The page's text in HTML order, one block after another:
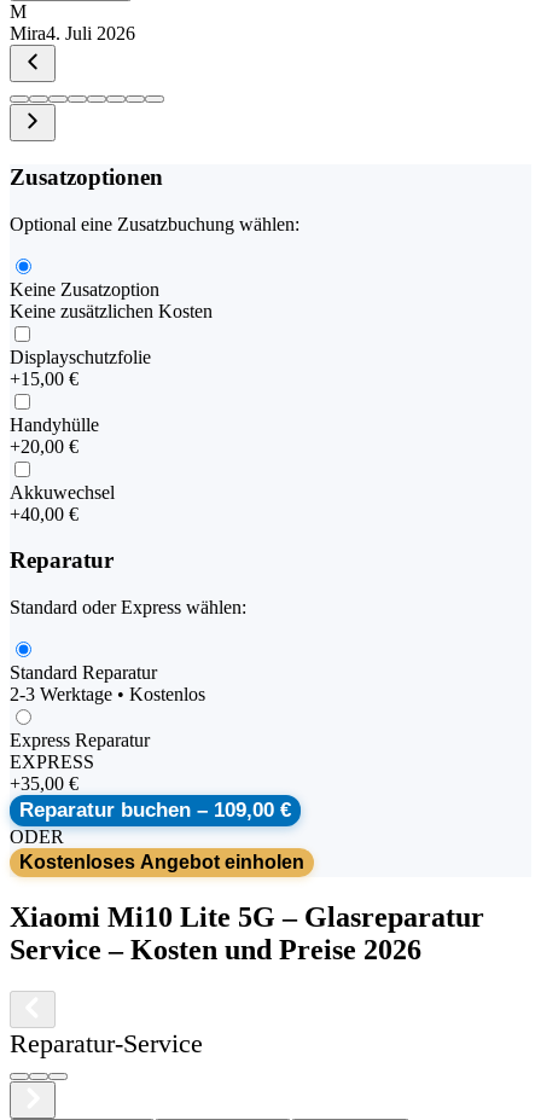
M
Mira4. Juli 2026
Zusatzoptionen
Optional eine Zusatzbuchung wählen:
Keine Zusatzoption
Keine zusätzlichen Kosten
Displayschutzfolie
+15,00 €
Handyhülle
+20,00 €
Akkuwechsel
+40,00 €
Reparatur
Standard oder Express wählen:
Standard Reparatur
2-3 Werktage • Kostenlos
Express Reparatur
EXPRESS
+35,00 €
Reparatur buchen – 109,00 €
ODER
Kostenloses Angebot einholen
Xiaomi Mi10 Lite 5G – Glasreparatur
Service – Kosten und Preise 2026
Reparatur-Service